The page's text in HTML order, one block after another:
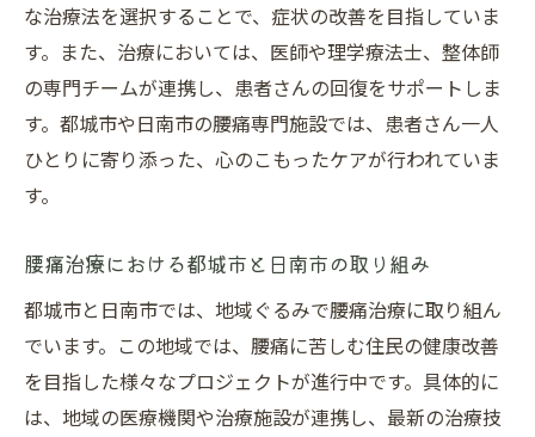
な治療法を選択することで、症状の改善を目指していま
す。また、治療においては、医師や理学療法士、整体師
の専門チームが連携し、患者さんの回復をサポートしま
す。都城市や日南市の腰痛専門施設では、患者さん一人
ひとりに寄り添った、心のこもったケアが行われていま
す。
腰痛治療における都城市と日南市の取り組み
都城市と日南市では、地域ぐるみで腰痛治療に取り組ん
でいます。この地域では、腰痛に苦しむ住民の健康改善
を目指した様々なプロジェクトが進行中です。具体的に
は、地域の医療機関や治療施設が連携し、最新の治療技